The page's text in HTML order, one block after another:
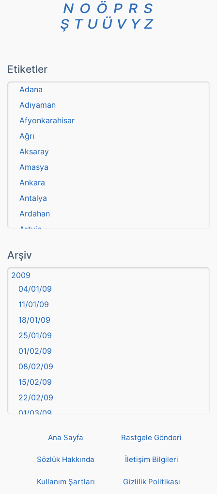
N O Ö P R S
Ş T U Ü V Y Z
Etiketler
Adana
Adıyaman
Afyonkarahisar
Ağrı
Aksaray
Amasya
Ankara
Antalya
Ardahan
Artvin
Aydın
Balıkesir
Bartın
başkentler
Batman
Bayburt
Bilecik
Bingöl
Bitlis
Bolu
Burdur
Çankırı
Çorum
Arşiv
2009
04/01/09
11/01/09
18/01/09
25/01/09
01/02/09
08/02/09
15/02/09
22/02/09
01/03/09
22/03/09
Ana Sayfa Rastgele Gönderi
Sözlük Hakkında İletişim Bilgileri
Kullanım Şartları Gizlilik Politikası